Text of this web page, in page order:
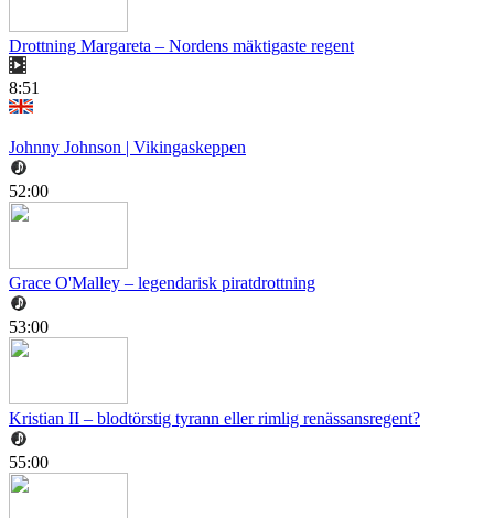
Drottning Margareta – Nordens mäktigaste regent
8:51
Johnny Johnson | Vikingaskeppen
52:00
Grace O'Malley – legendarisk piratdrottning
53:00
Kristian II – blodtörstig tyrann eller rimlig renässansregent?
55:00